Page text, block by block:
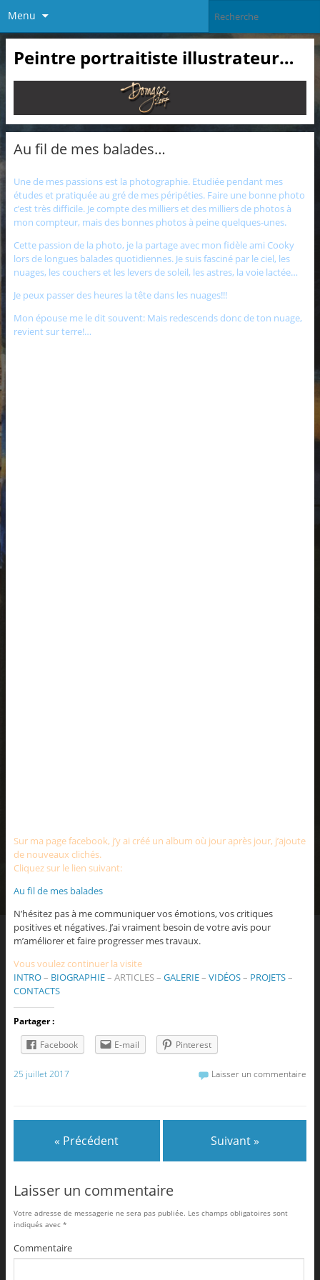
Menu
Peintre portraitiste illustrateur…
Au fil de mes balades…
Une de mes passions est la photographie. Etudiée pendant mes
études et pratiquée au gré de mes péripéties. Faire une bonne photo
c’est très difficile. Je compte des milliers et des milliers de photos à
mon compteur, mais des bonnes photos à peine quelques-unes.
Cette passion de la photo, je la partage avec mon fidèle ami Cooky
lors de longues balades quotidiennes. Je suis fasciné par le ciel, les
nuages, les couchers et les levers de soleil, les astres, la voie lactée…
Je peux passer des heures la tête dans les nuages!!!
Mon épouse me le dit souvent: Mais redescends donc de ton nuage,
revient sur terre!…
Sur ma page facebook, j’y ai créé un album où jour après jour, j’ajoute
de nouveaux clichés.
Cliquez sur le lien suivant:
Au fil de mes balades
N’hésitez pas à me communiquer vos émotions, vos critiques
positives et négatives. J’ai vraiment besoin de votre avis pour
m’améliorer et faire progresser mes travaux.
Vous voulez continuer la visite
INTRO– BIOGRAPHIE– ARTICLES– GALERIE– VIDÉOS– PROJETS–
CONTACTS
Partager :
Facebook
E-mail Pinterest
25 juillet 2017 Laisser un commentaire
« Précédent Suivant »
Laisser un commentaire
Votre adresse de messagerie ne sera pas publiée. Les champs obligatoires sont
indiqués avec *
Commentaire